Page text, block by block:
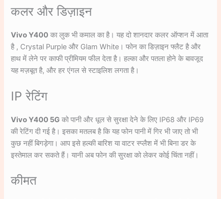
कलर और डिज़ाइन
Vivo Y400 का लुक भी कमाल का है। यह दो शानदार कलर ऑप्शन में आता
है , Crystal Purple और Glam White। फोन का डिज़ाइन फ्लैट है और
हाथ में लेने पर काफी प्रीमियम फील देता है। हल्का और पतला होने के बावजूद
यह मज़बूत है, और हर एंगल से स्टाइलिश लगता है।
IP रेटिंग
Vivo Y400 5G को पानी और धूल से सुरक्षा देने के लिए IP68 और IP69
की रेटिंग दी गई है। इसका मतलब है कि यह फोन पानी में गिर भी जाए तो भी
कुछ नहीं बिगड़ेगा। आप इसे हल्की बारिश या वाटर स्प्लैश में भी बिना डर के
इस्तेमाल कर सकते हैं। यानी अब फोन की सुरक्षा को लेकर कोई चिंता नहीं।
कीमत